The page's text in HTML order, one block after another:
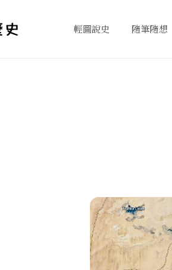
輕圖說史 隨筆隨想